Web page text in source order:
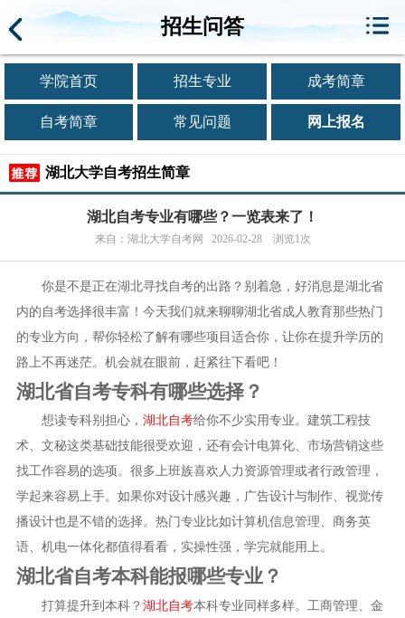
招生问答
学院首页 招生专业 成考简章
自考简章 常见问题 网上报名
湖北大学自考招生简章
湖北自考专业有哪些？一览表来了！
来自：湖北大学自考网 2026-02-28 浏览1次
你是不是正在湖北寻找自考的出路？别着急，好消息是湖北省
内的自考选择很丰富！今天我们就来聊聊湖北省成人教育那些热门
的专业方向，帮你轻松了解有哪些项目适合你，让你在提升学历的
路上不再迷茫。机会就在眼前，赶紧往下看吧！
湖北省自考专科有哪些选择？
想读专科别担心， 湖北自考给你不少实用专业。建筑工程技
术、文秘这类基础技能很受欢迎，还有会计电算化、市场营销这些
找工作容易的选项。很多上班族喜欢人力资源管理或者行政管理，
学起来容易上手。如果你对设计感兴趣，广告设计与制作、视觉传
播设计也是不错的选择。热门专业比如计算机信息管理、商务英
语、机电一体化都值得看看，实操性强，学完就能用上。
湖北省自考本科能报哪些专业？
打算提升到本科？ 湖北自考本科专业同样多样。工商管理、金